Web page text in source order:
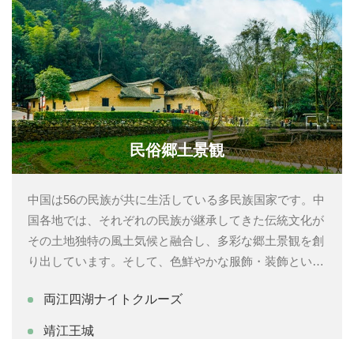
民俗郷土景観
中国は56の民族が共に生活している多民族国家です。中
国各地では、それぞれの民族が継承してきた伝統文化が
その土地独特の風土気候と融合し、多彩な郷土景観を創
り出しています。そして、色鮮やかな服飾・装飾といっ
なってきた長閑な田園風景が世界中の人々を魅了してい
ます。みなさんもぜひ一度、その世界を体験してみては
両江四湖ナイトクルーズ
靖江王城